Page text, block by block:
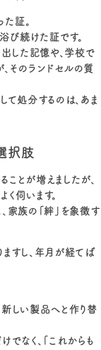
証。
続けた証です。
出した記憶や、学校で
そのランドセルの質
て処分するのは、あま
択肢
とが増えましたが、
伺います。
家族の「絆」を象徴す
ますし、年月が経てば
新しい製品へと作り替
でなく、「これからも